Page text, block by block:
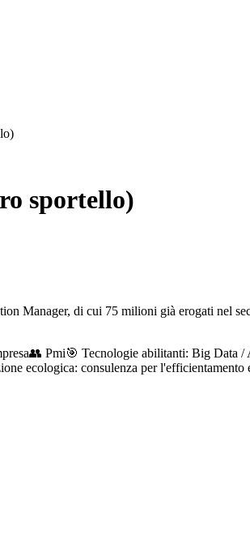
sportello)
Manager, di cui 75 milioni già erogati nel
👥 Pmi🎯 Tecnologie abilitanti: Big Data
ecologica: consulenza per l'efficientamento